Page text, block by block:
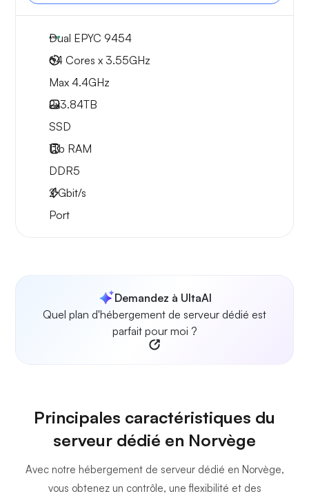
Dual EPYC 9454
64 Cores x 3.55GHz
Max 4.4GHz
2x3.84TB
SSD
1Tb RAM
DDR5
2Gbit/s
Port
Demandez à UltaAI
Quel plan d'hébergement de serveur dédié est
parfait pour moi ?
Principales caractéristiques du
serveur dédié en Norvège
Avec notre hébergement de serveur dédié en Norvège,
vous obtenez un contrôle, une flexibilité et des